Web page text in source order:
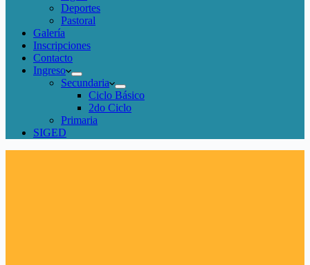
Deportes
Pastoral
Galería
Inscripciones
Contacto
Ingreso
Secundaria
Ciclo Básico
2do Ciclo
Primaria
SIGED